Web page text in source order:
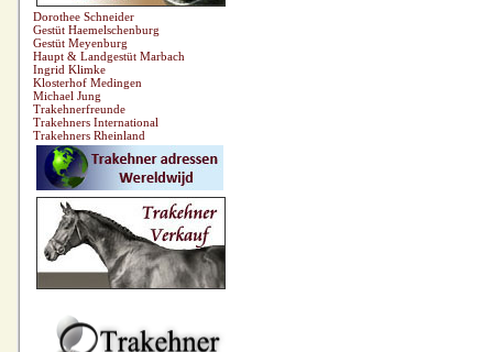
Dorothee Schneider
Gestüt Haemelschenburg
Gestüt Meyenburg
Haupt & Landgestüt Marbach
Ingrid Klimke
Klosterhof Medingen
Michael Jung
Trakehnerfreunde
Trakehners International
Trakehners Rheinland